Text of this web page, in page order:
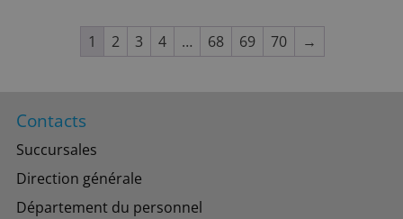
1 2 3 4 … 68 69 70 →
Contacts
Succursales
Direction générale
Département du personnel